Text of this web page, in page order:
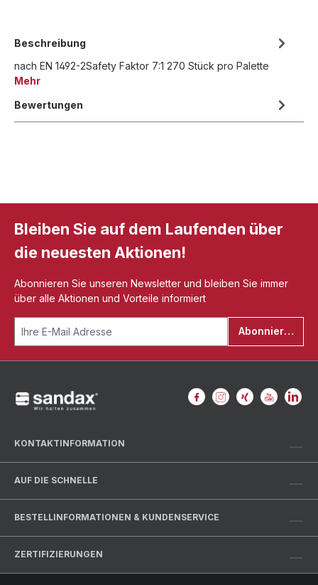
Beschreibung
nach EN 1492-2Safety Faktor 7:1 270 Stück pro Palette
Mehr
Bewertungen
Bleiben Sie auf dem Laufenden über
die neuesten Aktionen!
Abonnieren Sie unseren Newsletter und bleiben Sie immer
über alle Aktionen und Vorteile informiert
Abonnieren
KONTAKTINFORMATION
AUF DIE SCHNELLE
BESTELLINFORMATIONEN & KUNDENSERVICE
ZERTIFIZIERUNGEN